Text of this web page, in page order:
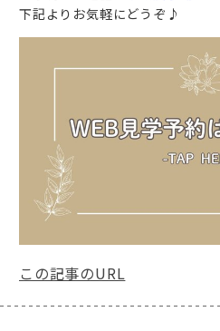
下記よりお気軽にどうぞ♪
この記事のURL